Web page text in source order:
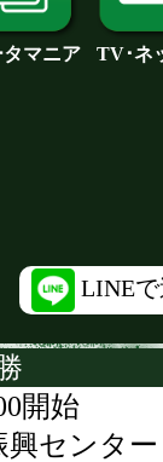
タマニア TV･ネ
LINE
開始
興センター